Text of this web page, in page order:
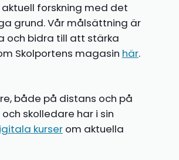
forskning med det
grund. Vår målsättning är
och bidra till att stärka
Skolportens magasin här.
både på distans och på
skolledare har i sin
kurserom aktuella